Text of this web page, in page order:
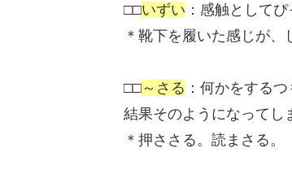
□□いずい ：感触としてぴ
＊靴下を履いた感じが、
□□～さる ：何かをする
結果そのようになってし
＊押ささる。読まさる。